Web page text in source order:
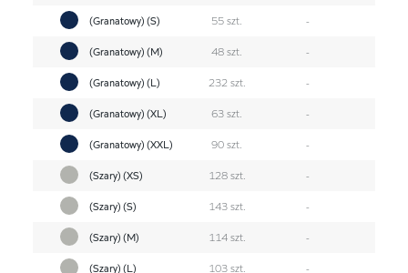
(Granatowy) (S) 55 szt.
-
(Granatowy) (M)
48 szt.
-
(Granatowy) (L)
232 szt.
-
(Granatowy) (XL)
63 szt.
-
(Granatowy) (XXL)
90 szt.
-
(Szary) (XS)
128 szt.
-
(Szary) (S)
143 szt.
-
(Szary) (M)
114 szt.
-
(Szary) (L)
103 szt.
-